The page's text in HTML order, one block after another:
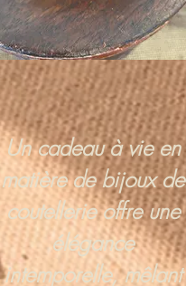
Un cadeau à vie en
matière de bijoux de
coutellerie offre une
élégance
intemporelle, mêlant